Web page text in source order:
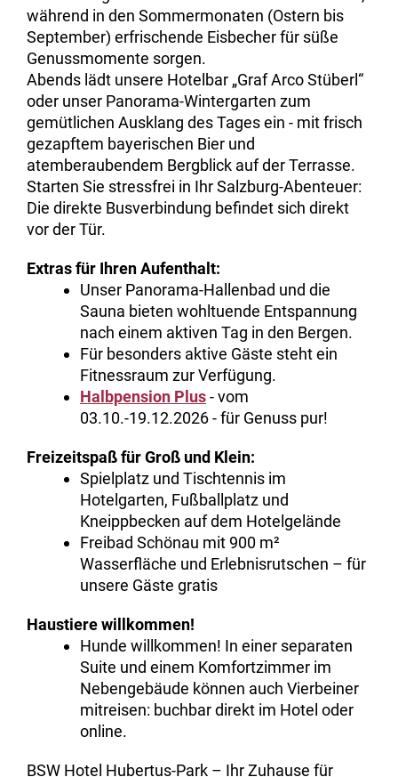
während in den Sommermonaten (Ostern bis
September) erfrischende Eisbecher für süße
Genussmomente sorgen.
Abends lädt unsere Hotelbar „Graf Arco Stüberl“
oder unser Panorama-Wintergarten zum
gemütlichen Ausklang des Tages ein - mit frisch
gezapftem bayerischen Bier und
atemberaubendem Bergblick auf der Terrasse.
Starten Sie stressfrei in Ihr Salzburg-Abenteuer:
Die direkte Busverbindung befindet sich direkt
vor der Tür.
Extras für Ihren Aufenthalt:
Unser Panorama-Hallenbad und die
Sauna bieten wohltuende Entspannung
nach einem aktiven Tag in den Bergen.
Für besonders aktive Gäste steht ein
Fitnessraum zur Verfügung.
Halbpension Plus- vom
03.10.-19.12.2026 - für Genuss pur!
Freizeitspaß für Groß und Klein:
Spielplatz und Tischtennis im
Hotelgarten, Fußballplatz und
Kneippbecken auf dem Hotelgelände
Freibad Schönau mit 900 m²
Wasserfläche und Erlebnisrutschen – für
unsere Gäste gratis
Haustiere willkommen!
Hunde willkommen! In einer separaten
Suite und einem Komfortzimmer im
Nebengebäude können auch Vierbeiner
mitreisen: buchbar direkt im Hotel oder
online.
BSW Hotel Hubertus-Park – Ihr Zuhause für